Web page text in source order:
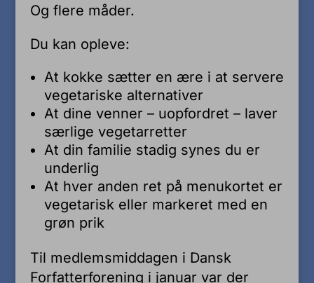
Og flere måder.
Du kan opleve:
At kokke sætter en ære i at servere
vegetariske alternativer
At dine venner – uopfordret – laver
særlige vegetarretter
At din familie stadig synes du er
underlig
At hver anden ret på menukortet er
vegetarisk eller markeret med en
grøn prik
Til medlemsmiddagen i Dansk
Forfatterforening i januar var der